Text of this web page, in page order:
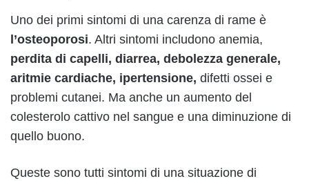
Uno dei primi sintomi di una carenza di rame è
l’osteoporosi. Altri sintomi includono anemia,
perdita di capelli, diarrea, debolezza generale,
aritmie cardiache, ipertensione, difetti ossei e
problemi cutanei. Ma anche un aumento del
colesterolo cattivo nel sangue e una diminuzione di
quello buono.
Queste sono tutti sintomi di una situazione di